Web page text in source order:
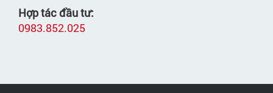
Hợp tác đầu tư:
0983.852.025